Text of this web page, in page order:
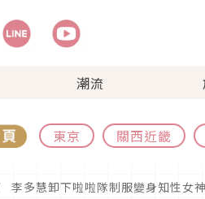
潮流
東京 關西近畿
李多慧卸下啦啦隊制服變身知性女